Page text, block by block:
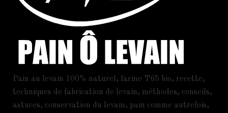
Pain au levain 100% naturel, farine T65 bio, recette,
techniques de fabrication de levain, méthodes, conseils,
astuces, conservation du levain, pain comme autrefois,